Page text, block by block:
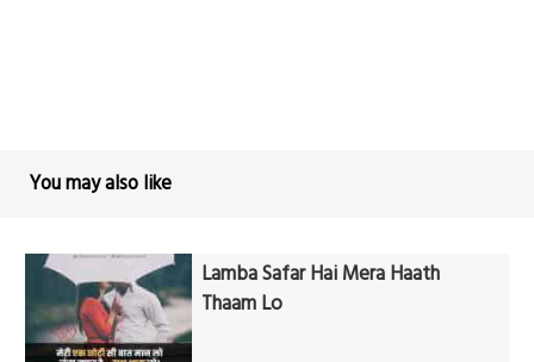
You may also like
Lamba Safar Hai Mera Haath
Thaam Lo